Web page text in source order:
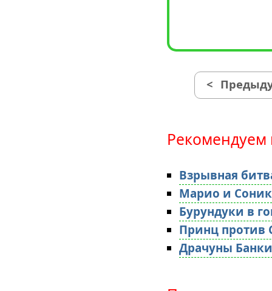
<
Рекомендуем
Взрывная
Марио и Соник
Бурундуки в
Принц против
Драчуны Банки